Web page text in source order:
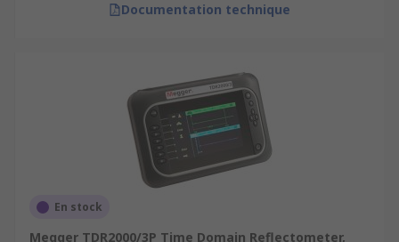
Documentation technique
En stock
Megger TDR2000/3P Time Domain Reflectometer,